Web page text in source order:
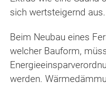
sich wertsteigernd aus.
Beim Neubau eines
welcher Bauform,
werden.